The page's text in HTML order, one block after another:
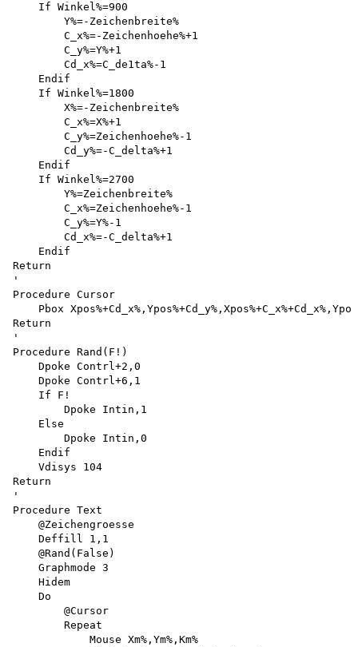
    If Winkel%=900
        Y%=-Zeichenbreite%
        C_x%=-Zeichenhoehe%+1
        C_y%=Y%+1
        Cd_x%=C_de1ta%-1
    Endif
    If Winkel%=1800
        X%=-Zeichenbreite%
        C_x%=X%+1
        C_y%=Zeichenhoehe%-1
        Cd_y%=-C_delta%+1
    Endif
    If Winkel%=2700
        Y%=Zeichenbreite%
        C_x%=Zeichenhoehe%-1
        C_y%=Y%-1
        Cd_x%=-C_delta%+1
    Endif
Return
'
Procedure Cursor
Pbox
Return
'
Procedure Rand(F!)
    Dpoke Contrl+2,0
    Dpoke Contrl+6,1
    If F!
        Dpoke Intin,1
    Else
        Dpoke Intin,0
    Endif
    Vdisys 104
Return
'
Procedure Text
    @Zeichengroesse
    Deffill 1,1
    @Rand(False)
    Graphmode 3
    Hidem
    Do
        @Cursor
        Repeat
            Mouse Xm%,Ym%,Km%